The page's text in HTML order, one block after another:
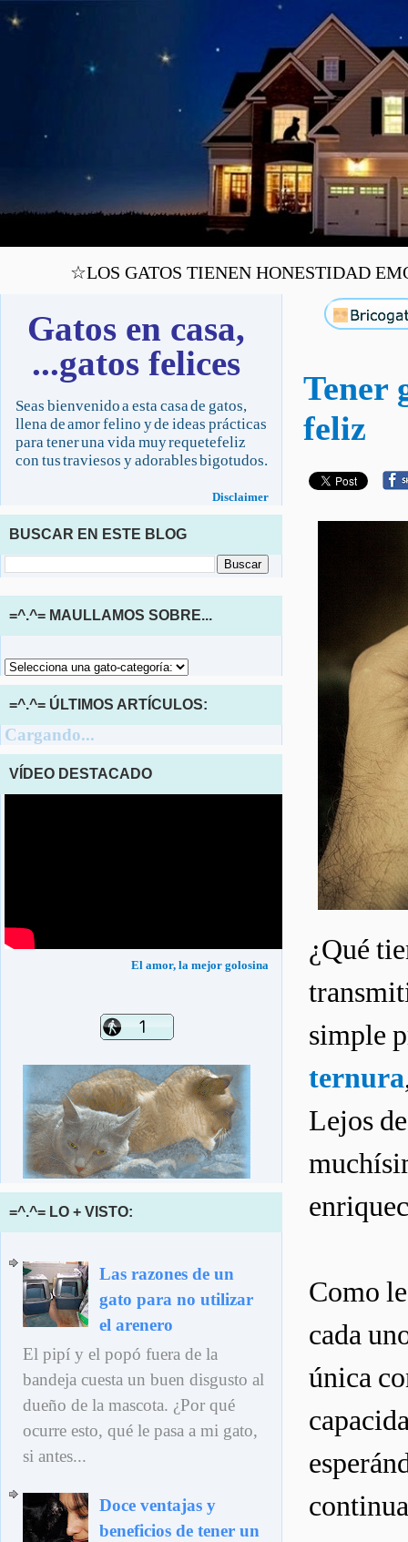
☆LOS GATOS TIENEN HONESTIDAD
Tener
feliz
¿Qué
simple
ternura
Lejos
Como
cada
única
Gatos en casa,
...gatos felices
Seas bienvenido a esta casa de gatos,
llena de amor felino y de ideas prácticas
para tener una vida muy requetefeliz
con tus traviesos y adorables bigotudos.
Disclaimer
BUSCAR EN ESTE BLOG
=^.^= MAULLAMOS SOBRE...
=^.^= ÚLTIMOS ARTÍCULOS:
Cargando...
VÍDEO DESTACADO
El amor, la mejor golosina
=^.^= LO + VISTO:
Las razones de un
gato para no utilizar
el arenero
El pipí y el popó fuera de la
bandeja cuesta un buen disgusto al
dueño de la mascota. ¿Por qué
ocurre esto, qué le pasa a mi gato,
si antes...
Doce ventajas y
beneficios de tener un